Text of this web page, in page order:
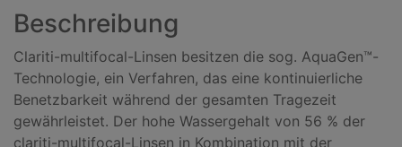
Beschreibung
Clariti-multifocal-Linsen besitzen die sog. AquaGen™-
Technologie, ein Verfahren, das eine kontinuierliche
Benetzbarkeit während der gesamten Tragezeit
gewährleistet. Der hohe Wassergehalt von 56 % der
clariti-multifocal-Linsen in Kombination mit der